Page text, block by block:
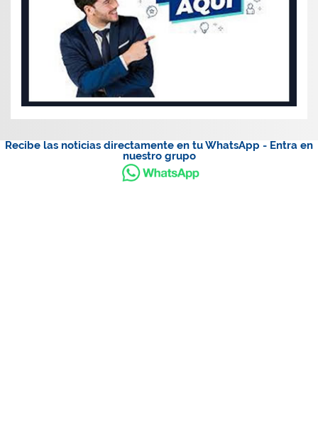
Recibe las noticias directamente en tu WhatsApp - Entra en
nuestro grupo